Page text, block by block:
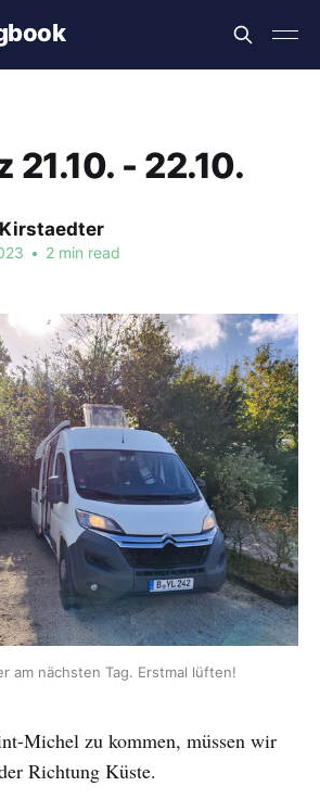
21.10. - 22.10.
• 2 min read
am nächsten Tag. Erstmal lüften!
Michel zu kommen, müssen wir
Richtung Küste.